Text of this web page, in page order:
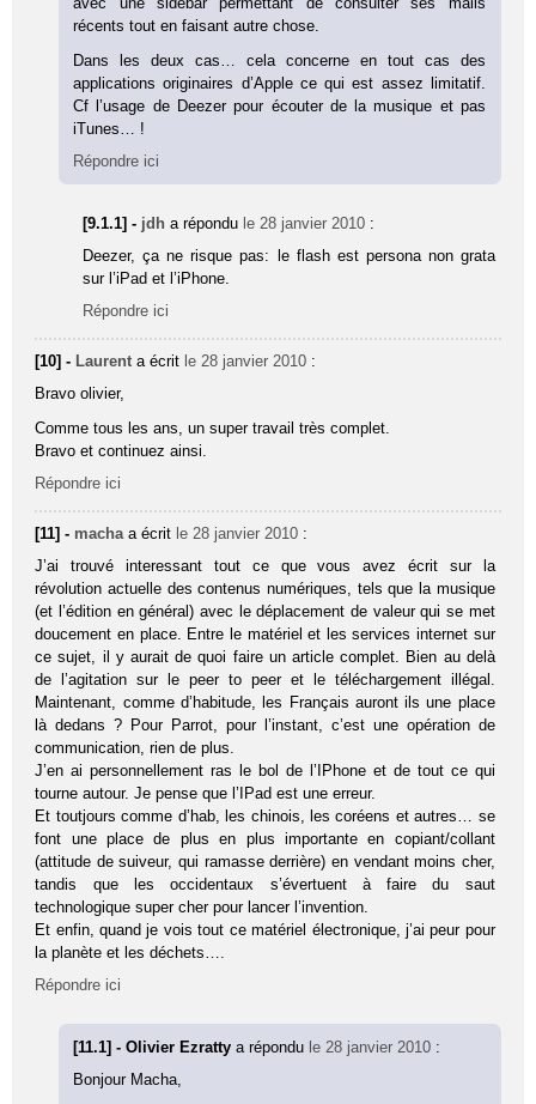
récents tout en faisant autre chose.
Dans les deux cas… cela concerne en tout cas des
applications originaires d’Apple ce qui est assez limitatif.
Cf l’usage de Deezer pour écouter de la musique et pas
iTunes… !
Répondre ici
[9.1.1] - jdh a répondu le 28 janvier 2010 :
Deezer, ça ne risque pas: le flash est persona non grata
sur l’iPad et l’iPhone.
Répondre ici
[10] - Laurent a écrit le 28 janvier 2010 :
Bravo olivier,
Comme tous les ans, un super travail très complet.
Bravo et continuez ainsi.
Répondre ici
[11] - macha a écrit le 28 janvier 2010 :
J’ai trouvé interessant tout ce que vous avez écrit sur la
révolution actuelle des contenus numériques, tels que la musique
(et l’édition en général) avec le déplacement de valeur qui se met
doucement en place. Entre le matériel et les services internet sur
ce sujet, il y aurait de quoi faire un article complet. Bien au delà
de l’agitation sur le peer to peer et le téléchargement illégal.
Maintenant, comme d’habitude, les Français auront ils une place
là dedans ? Pour Parrot, pour l’instant, c’est une opération de
communication, rien de plus.
J’en ai personnellement ras le bol de l’IPhone et de tout ce qui
tourne autour. Je pense que l’IPad est une erreur.
Et toutjours comme d’hab, les chinois, les coréens et autres… se
font une place de plus en plus importante en copiant/collant
(attitude de suiveur, qui ramasse derrière) en vendant moins cher,
tandis que les occidentaux s’évertuent à faire du saut
technologique super cher pour lancer l’invention.
Et enfin, quand je vois tout ce matériel électronique, j’ai peur pour
la planète et les déchets….
Répondre ici
[11.1] - Olivier Ezrattya répondu le 28 janvier 2010 :
Bonjour Macha,